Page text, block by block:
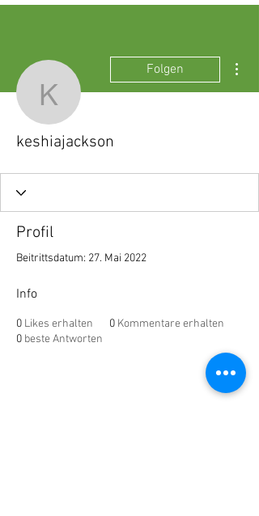
keshiajackson
Folgen
keshiajackson
Profil
Beitrittsdatum: 27. Mai 2022
Info
0 Likes erhalten 0 Kommentare erhalten
0 beste Antworten